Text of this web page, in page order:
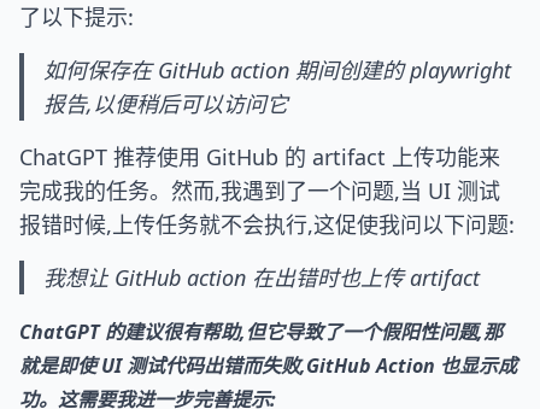
了以下提示:
如何保存在 GitHub action 期间创建的 playwright
报告,以便稍后可以访问它
ChatGPT 推荐使用 GitHub 的 artifact 上传功能来
完成我的任务。然而,我遇到了一个问题,当 UI 测试
报错时候,上传任务就不会执行,这促使我问以下问题:
我想让 GitHub action 在出错时也上传 artifact
ChatGPT 的建议很有帮助,但它导致了一个假阳性问题,那
就是即使 UI 测试代码出错而失败,GitHub Action 也显示成
功。这需要我进一步完善提示: